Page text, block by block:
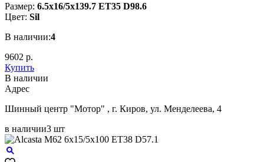
Размер: 6.5x16/5x139.7 ET35 D98.6
Цвет: Sil
В наличии:4
9602 р.
Купить
В наличии
Aдрес
Шинный центр "Мотор" , г. Киров, ул. Менделеева, 4
в наличии3 шт